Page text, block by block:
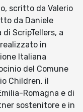
scritto da Valerio
da Daniele
ScripTellers, a
in
Italiana
del Comune
Children, il
Romagna e di
sostenitore e in